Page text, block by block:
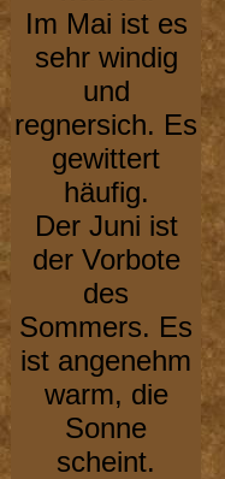
Im Mai ist es
sehr windig
und
regnersich. Es
gewittert
häufig.
Der Juni ist
der Vorbote
des
Sommers. Es
ist angenehm
warm, die
Sonne
scheint.